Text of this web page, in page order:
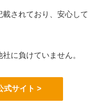
されており、安心して
に負けていません。
式サイト >